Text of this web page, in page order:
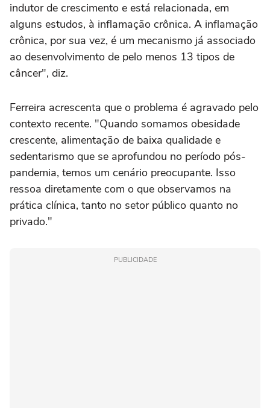
indutor de crescimento e está relacionada, em
alguns estudos, à inflamação crônica. A inflamação
crônica, por sua vez, é um mecanismo já associado
ao desenvolvimento de pelo menos 13 tipos de
câncer", diz.
Ferreira acrescenta que o problema é agravado pelo
contexto recente. "Quando somamos obesidade
crescente, alimentação de baixa qualidade e
sedentarismo que se aprofundou no período pós-
pandemia, temos um cenário preocupante. Isso
ressoa diretamente com o que observamos na
prática clínica, tanto no setor público quanto no
privado."
PUBLICIDADE